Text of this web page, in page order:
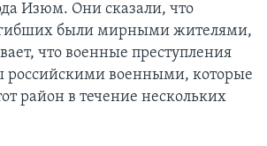
Изюм. Они сказали, что
были мирными жителями,
что военные преступления
российскими военными, которые
район в течение нескольких